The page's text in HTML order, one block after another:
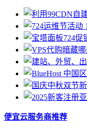
便宜云服务商推荐